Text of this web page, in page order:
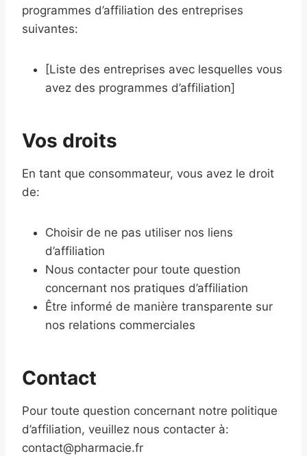
programmes d’affiliation des entreprises
suivantes:
[Liste des entreprises avec lesquelles vous
avez des programmes d’affiliation]
Vos droits
En tant que consommateur, vous avez le droit
de:
Choisir de ne pas utiliser nos liens
d’affiliation
Nous contacter pour toute question
concernant nos pratiques d’affiliation
Être informé de manière transparente sur
nos relations commerciales
Contact
Pour toute question concernant notre politique
d’affiliation, veuillez nous contacter à:
contact@pharmacie.fr